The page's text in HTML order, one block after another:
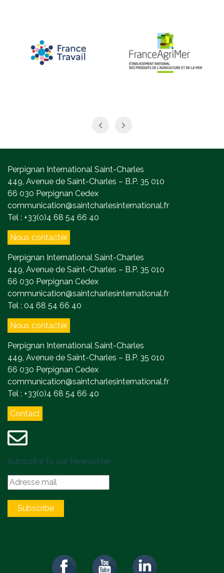
Perpignan International Saint-Charles
449, Avenue de Saint-Charles – B.P. 35 010
66 030 Perpignan Cedex
communication@saintcharlesinternational.fr
Tel : +33(0)4 68 54 66 40
Nous contacter
Perpignan International Saint-Charles
449, Avenue de Saint-Charles – B.P. 35 010
66 030 Perpignan Cedex
communication@saintcharlesinternational.fr
Tel : 04 68 54 66 40
Nous contacter
Perpignan International Saint-Charles
449, Avenue de Saint-Charles – B.P. 35 010
66 030 Perpignan Cedex
communication@saintcharlesinternational.fr
Tel : +33(0)4 68 54 66 40
Contact
Subscribe to our Newsletter
Subscribe